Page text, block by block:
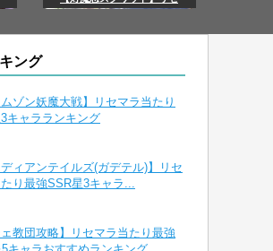
ング
ムゾン妖魔大戦】リセマラ当たり
キャラランキング
ディアンテイルズ(ガデテル)】リセ
り最強SSR星3キャラ...
ェ教団攻略】リセマラ当たり最強